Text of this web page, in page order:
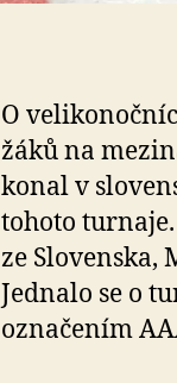
O
žáků na
konal v
tohoto
ze Slovenska,
Jednalo se o
označením